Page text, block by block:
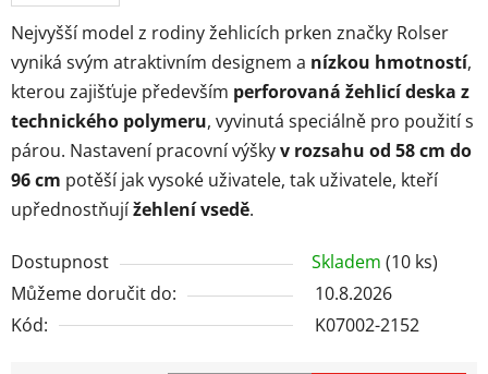
Nejvyšší model z rodiny žehlicích prken značky Rolser
vyniká svým atraktivním designem a nízkou hmotností,
kterou zajišťuje především perforovaná žehlicí deska z
technického polymeru, vyvinutá speciálně pro použití s
párou. Nastavení pracovní výškyv rozsahu od 58 cm do
96 cm potěší jak vysoké uživatele, tak uživatele, kteří
upřednostňujížehlení vsedě.
Dostupnost Skladem (10 ks)
Můžeme doručit do:
10.8.2026
Kód:
K07002-2152